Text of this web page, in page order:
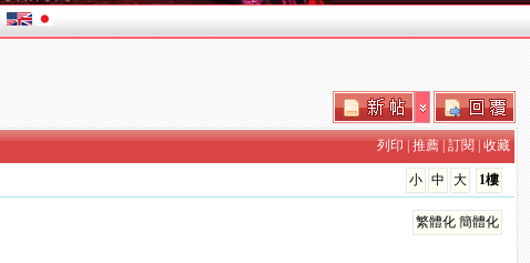
列印 |推薦 |訂閱 |收藏
1樓
大
中
小
繁體化 簡體化